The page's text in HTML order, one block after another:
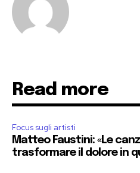
Read more
Focus sugli artisti
Matteo Faustini: «Le
trasformare il dolore in